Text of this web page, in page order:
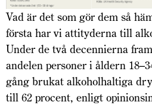
Vad är det som gör dem så
första har vi attityderna till
Under de två decennierna
andelen personer i åldern
gång brukat alkoholhaltiga
till 62 procent, enligt